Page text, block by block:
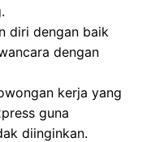
diri dengan baik
dengan
kerja yang
guna
diinginkan.